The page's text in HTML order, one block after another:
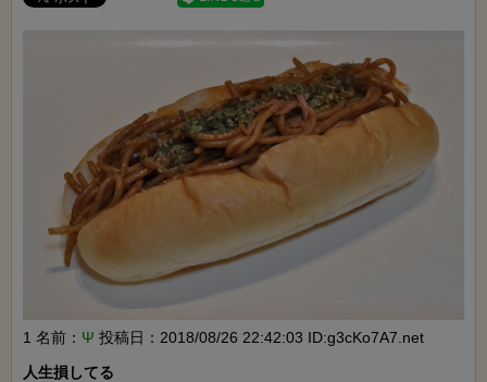
1 名前： Ψ 投稿日：2018/08/26 22:42:03 ID:g3cKo7A7.net
人生損してる